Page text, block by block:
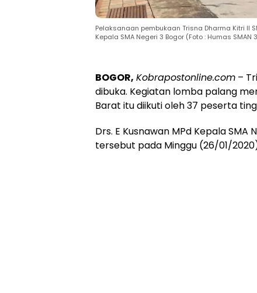
Pelaksanaan pembukaan Trisna Dharma Kitri II
Kepala SMA Negeri 3 Bogor (Foto : Humas SMAN
BOGOR, Kobrapostonline.com –
dibuka. Kegiatan lomba palang
Barat itu diikuti oleh 37 peserta
Drs. E Kusnawan MPd Kepala
tersebut pada Minggu (26/01/